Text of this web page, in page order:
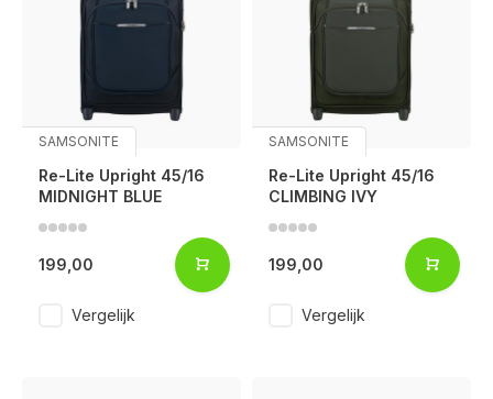
SAMSONITE
Re-Lite Upright 45/16
MIDNIGHT BLUE
199,00
Vergelijk
SAMSONITE
Re-Lite Upright 45/16
CLIMBING IVY
199,00
Vergelijk